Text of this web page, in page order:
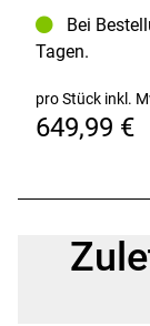
Bei
Tagen.
pro Stück inkl.
649,99 €